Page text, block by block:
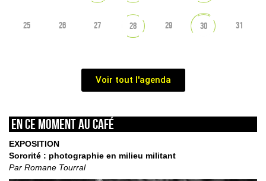
25 26 27 28 29 30 31
Voir tout l'agenda
En ce moment au café
EXPOSITION
Sororité : photographie en milieu militant
Par Romane Tourral